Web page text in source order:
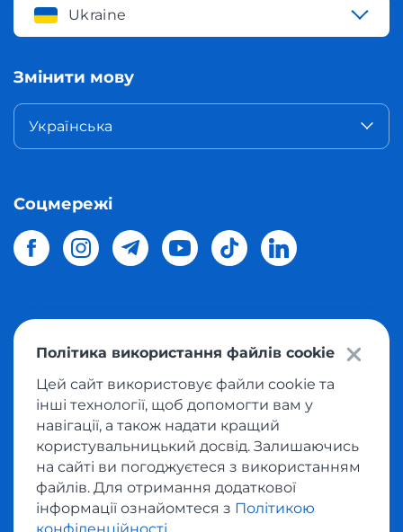
Ukraine
Змінити мову
Українська
Соцмережі
магазинів світу в Україну.Всі права захищені
Політика конфіденційності
Публічна оферта
Умови користування сервісом викупу товарів
Політика використання файлів cookie
Цей сайт використовує файли cookie та
інші технології, щоб допомогти вам у
навігації, а також надати кращий
користувальницький досвід. Залишаючись
на сайті ви погоджуєтеся з використанням
файлів. Для отримання додаткової
інформації ознайомтеся з Політикою